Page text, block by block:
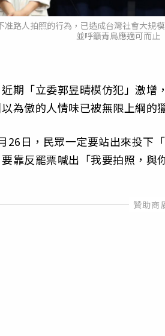
准路人拍照的行為，已造成台灣社會大規
並呼籲青鳥應適可而止
期「立委郭昱晴模仿犯」激
為傲的人情味已被無限上綱的
26日，民眾一定要站出來投下
靠反罷票喊出「我要拍照，